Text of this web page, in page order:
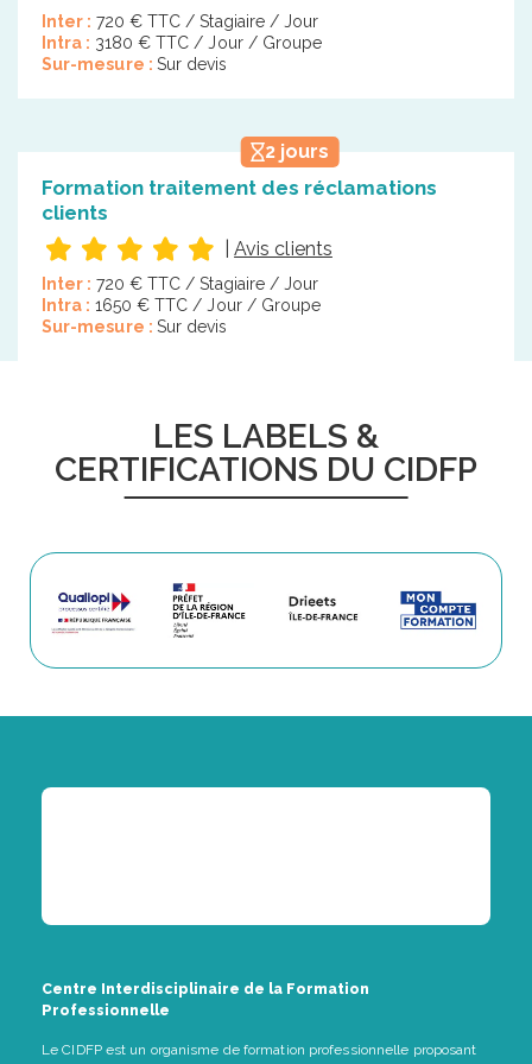
Inter : 720 € TTC / Stagiaire / Jour
Intra : 3180 € TTC / Jour / Groupe
Sur-mesure : Sur devis
2 jours
Formation traitement des réclamations
clients
Avis clients
Inter : 720 € TTC / Stagiaire / Jour
Intra : 1650 € TTC / Jour / Groupe
Sur-mesure : Sur devis
LES LABELS &
CERTIFICATIONS DU CIDFP
Centre Interdisciplinaire de la Formation
Professionnelle
Le CIDFP est un organisme de formation professionnelle proposant